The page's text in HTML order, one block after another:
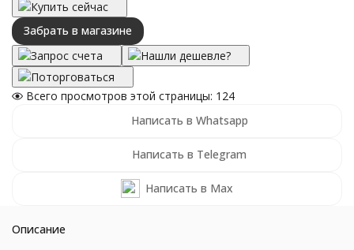
Купить сейчас
Забрать в магазине
Запрос счета
Нашли дешевле?
Поторговаться
Всего просмотров этой страницы: 124
Написать в Whatsapp
Написать в Telegram
Написать в Max
Описание